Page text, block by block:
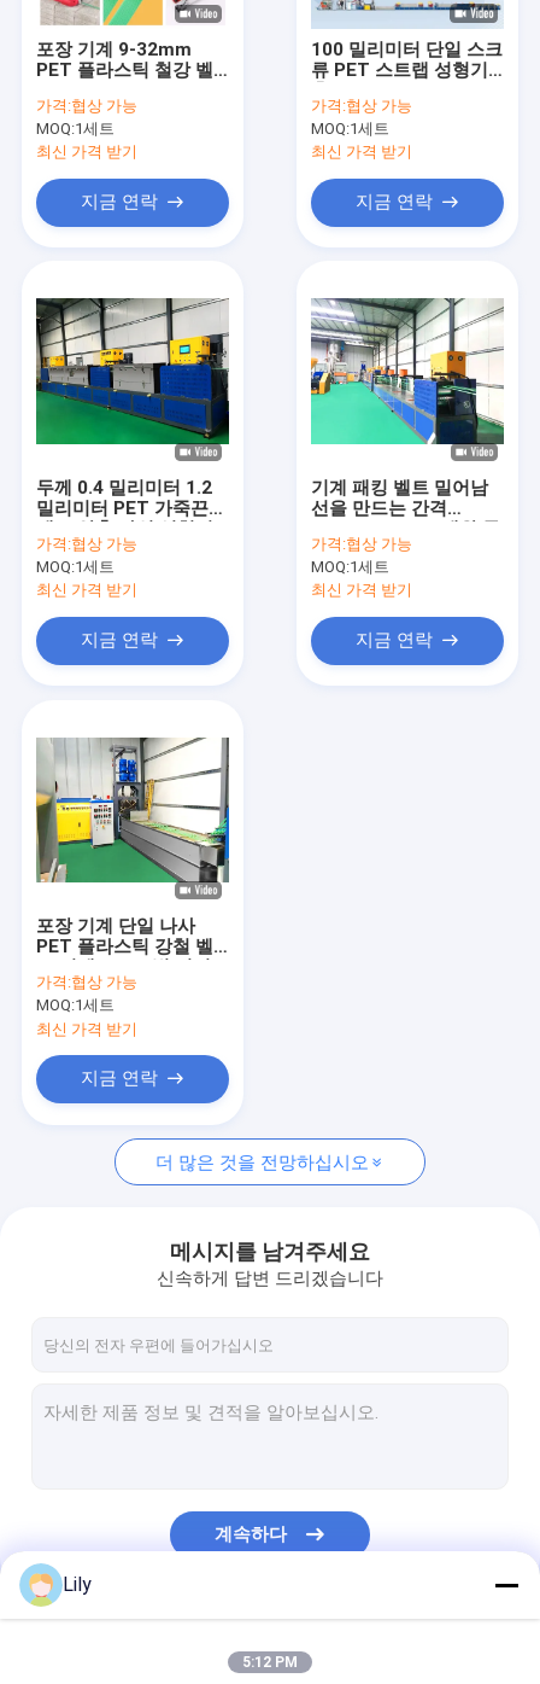
PP 스트랩 밴드 압출 라인
PET 스트랩 압출 라인
가죽끈 밴드 권상기
자동 포장 기계
벨트 성형기를 싸기
포장 테이프 인쇄 기계
플라스틱 필름 엠보스 기계
인장 시험기
플라스틱 추출 스크린 변경
핸드 헤드 스트랩 밸링 머신
포장 기계 9-32mm
PET 플라스틱 철강 벨
진압기와 PET 벨트 제
조 기계
가격:협상 가능
MOQ:1세트
최신 가격 받기
지금 연락
100 밀리미터 단일 스크
류 PET 스트랩 성형기 3
가격:협상 가능
MOQ:1세트
최신 가격 받기
지금 연락
두께 0.4 밀리미터 1.2
밀리미터 PET 가죽끈
가격:협상 가능
MOQ:1세트
최신 가격 받기
지금 연락
기계 패킹 벨트 밀어남
선을 만드는 간격
물 결박
가격:협상 가능
MOQ:1세트
최신 가격 받기
지금 연락
포장 기계 단일 나사
PET 플라스틱 강철 벨
생산을 위한 PET 벨트
제조 기계
가격:협상 가능
MOQ:1세트
최신 가격 받기
지금 연락
더 많은 것을 전망하십시오
메시지를 남겨주세요
신속하게 답변 드리겠습니다
계속하다
Lily
5:12 PM